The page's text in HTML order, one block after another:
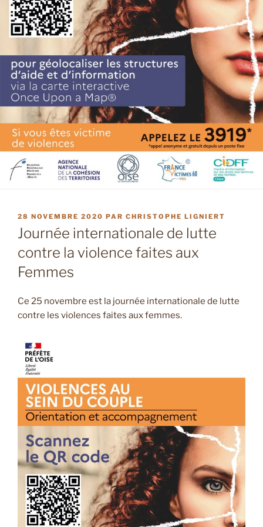
PUBLIÉ
LE
28 NOVEMBRE 2020 PAR CHRISTOPHE LIGNIERT
Journée internationale de lutte
contre la violence faites aux
Femmes
Ce 25 novembre est la journée internationale de lutte
contre les violences faites aux femmes.